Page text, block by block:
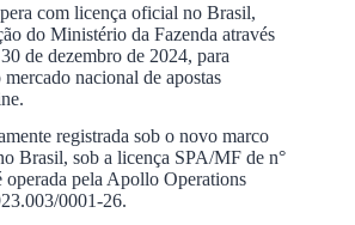
com licença oficial no Brasil,
do Ministério da Fazenda através
de dezembro de 2024, para
nacional de apostas
registrada sob o novo marco
Brasil, sob a licença SPA/MF de n°
operada pela Apollo Operations
0001-26.